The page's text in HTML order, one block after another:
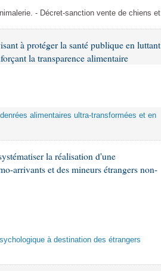
- Décret-sanction vente de chiens et
à protéger la santé publique en luttant
la transparence alimentaire
alimentaires ultra-transformées et en
la réalisation d'une
arrivants et des mineurs étrangers non-
à destination des étrangers